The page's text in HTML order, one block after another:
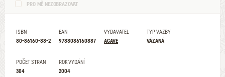
PRO MĚ NEZOBRAZOVAT
ISBN
80-86160-88-2
EAN
9788086160887
VYDAVATEL
AGAVE
TYP VAZBY
VÁZANÁ
POČET STRAN
304
ROK VYDÁNÍ
2004